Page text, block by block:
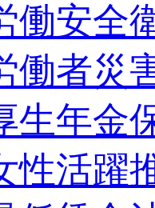
働安全
働者災
生年金
性活躍